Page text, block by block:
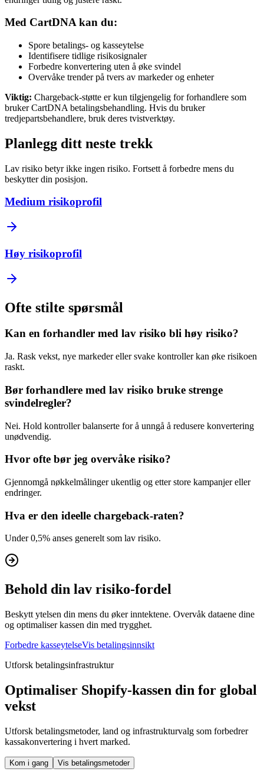
Med CartDNA kan du:
Spore betalings- og kasseytelse
Identifisere tidlige risikosignaler
Forbedre konvertering uten å øke svindel
Overvåke trender på tvers av markeder og enheter
Viktig: Chargeback-støtte er kun tilgjengelig for forhandlere som
bruker CartDNA betalingsbehandling. Hvis du bruker
tredjepartsbehandlere, bruk deres tvistverktøy.
Planlegg ditt neste trekk
Lav risiko betyr ikke ingen risiko. Fortsett å forbedre mens du
beskytter din posisjon.
Medium risikoprofil
Høy risikoprofil
Ofte stilte spørsmål
Kan en forhandler med lav risiko bli høy risiko?
Ja. Rask vekst, nye markeder eller svake kontroller kan øke risikoen
raskt.
Bør forhandlere med lav risiko bruke strenge
svindelregler?
Nei. Hold kontroller balanserte for å unngå å redusere konvertering
unødvendig.
Hvor ofte bør jeg overvåke risiko?
Gjennomgå nøkkelmålinger ukentlig og etter store kampanjer eller
endringer.
Hva er den ideelle chargeback-raten?
Under 0,5% anses generelt som lav risiko.
Behold din lav risiko-fordel
Beskytt ytelsen din mens du øker inntektene. Overvåk dataene dine
og optimaliser kassen din med trygghet.
Forbedre kasseytelseVis betalingsinnsikt
Utforsk betalingsinfrastruktur
Optimaliser Shopify-kassen din for global
vekst
Utforsk betalingsmetoder, land og infrastrukturvalg som forbedrer
kassakonvertering i hvert marked.
Kom i gang Vis betalingsmetoder